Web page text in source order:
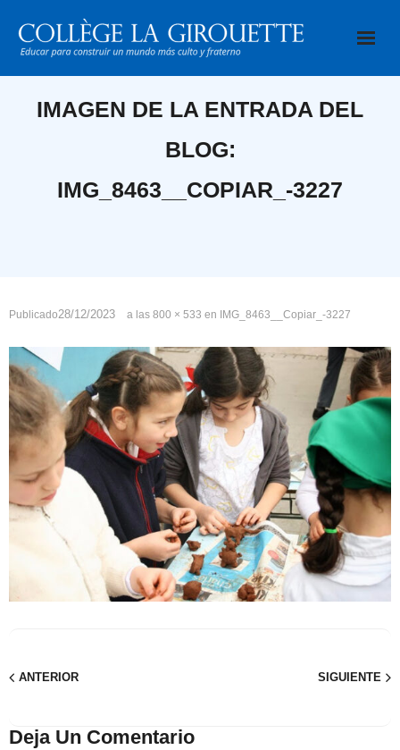
contenido
IMAGEN DE LA ENTRADA DEL
BLOG:
IMG_8463__COPIAR_-3227
Publicado28/12/2023 a las 800 × 533 en IMG_8463__Copiar_-3227
ANTERIOR SIGUIENTE
Deja Un Comentario